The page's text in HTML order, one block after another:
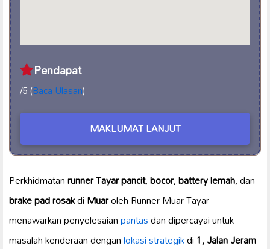
Pendapat
/5 (Baca Ulasan)
MAKLUMAT LANJUT
Perkhidmatanrunner Tayar pancit,bocor,battery lemah, dan
brake pad rosakdiMuaroleh Runner Muar Tayar
menawarkan penyelesaianpantasdan dipercayai untuk
masalah kenderaan denganlokasi strategikdi1, Jalan Jeram